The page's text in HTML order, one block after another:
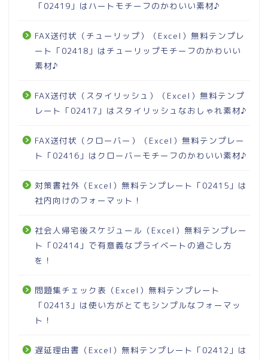
「02419」はハートモチーフのかわいい素材♪
FAX送付状（チューリップ）（Excel）無料テンプレ
ート「02418」はチューリップモチーフのかわいい
素材♪
FAX送付状（スタイリッシュ）（Excel）無料テンプ
レート「02417」はスタイリッシュなおしゃれ素材♪
FAX送付状（クローバー）（Excel）無料テンプレー
ト「02416」はクローバーモチーフのかわいい素材♪
対策書社外（Excel）無料テンプレート「02415」は
社内向けのフォーマット！
社会人帰宅後スケジュール（Excel）無料テンプレー
ト「02414」で有意義なプライベートの過ごし方
を！
問題集チェック表（Excel）無料テンプレート
「02413」は使い方がとてもシンプルなフォーマッ
ト！
遅延理由書（Excel）無料テンプレート「02412」は